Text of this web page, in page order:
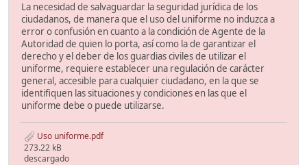
La necesidad de salvaguardar la seguridad jurídica de los
ciudadanos, de manera que el uso del uniforme no induzca a
error o confusión en cuanto a la condición de Agente de la
Autoridad de quien lo porta, así como la de garantizar el
derecho y el deber de los guardias civiles de utilizar el
uniforme, requiere establecer una regulación de carácter
general, accesible para cualquier ciudadano, en la que se
identifiquen las situaciones y condiciones en las que el
uniforme debe o puede utilizarse.
Uso uniforme.pdf
273.22 kB
descargado